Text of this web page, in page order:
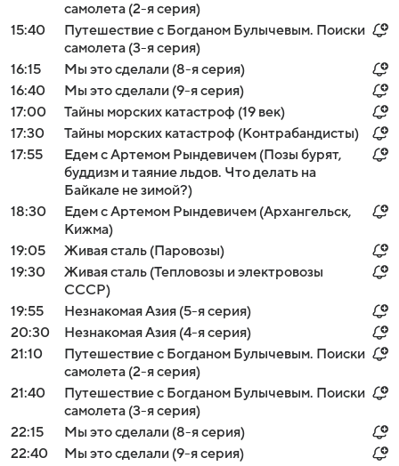
самолета (2-я серия)
15:40
Путешествие с Богданом Булычевым. Поиски
самолета (3-я серия)
16:15
Мы это сделали (8-я серия)
16:40
Мы это сделали (9-я серия)
17:00
Тайны морских катастроф (19 век)
17:30
Тайны морских катастроф (Контрабандисты)
17:55
Едем с Артемом Рындевичем (Позы бурят,
буддизм и таяние льдов. Что делать на
Байкале не зимой?)
18:30
Едем с Артемом Рындевичем (Архангельск,
Кижма)
19:05
Живая сталь (Паровозы)
19:30
Живая сталь (Тепловозы и электровозы
СССР)
19:55
Незнакомая Азия (5-я серия)
20:30
Незнакомая Азия (4-я серия)
21:10
Путешествие с Богданом Булычевым. Поиски
самолета (2-я серия)
21:40
Путешествие с Богданом Булычевым. Поиски
самолета (3-я серия)
22:15
Мы это сделали (8-я серия)
22:40
Мы это сделали (9-я серия)